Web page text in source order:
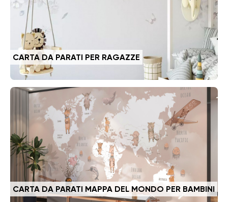
CARTA DA PARATI PER RAGAZZE
CARTA DA PARATI MAPPA DEL MONDO PER BAMBINI